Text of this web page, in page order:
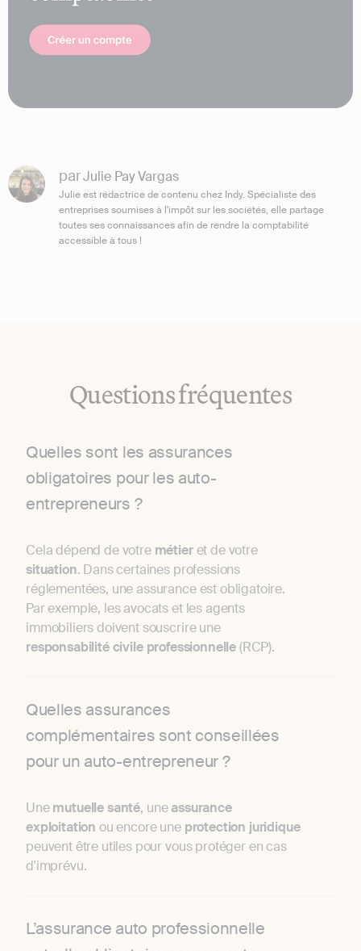
parJulie Pay Vargas
Julie est rédactrice de contenu chez Indy. Spécialiste des
entreprises soumises à l'impôt sur les sociétés, elle partage
toutes ses connaissances afin de rendre la comptabilité
accessible à tous !
Questions fréquentes
Quelles sont les assurances
obligatoires pour les auto-
entrepreneurs ?
Cela dépend de votre métieret de votre
situation. Dans certaines professions
réglementées, une assurance est obligatoire.
Par exemple, les avocats et les agents
immobiliers doivent souscrire une
responsabilité civile professionnelle(RCP).
Quelles assurances
complémentaires sont conseillées
pour un auto-entrepreneur ?
Unemutuellesanté, uneassurance
exploitation ou encore une protection juridique
peuvent être utiles pour vous protéger en cas
d'imprévu.
L’assurance auto professionnelle